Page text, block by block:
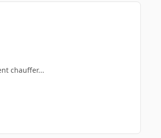
chauffer...